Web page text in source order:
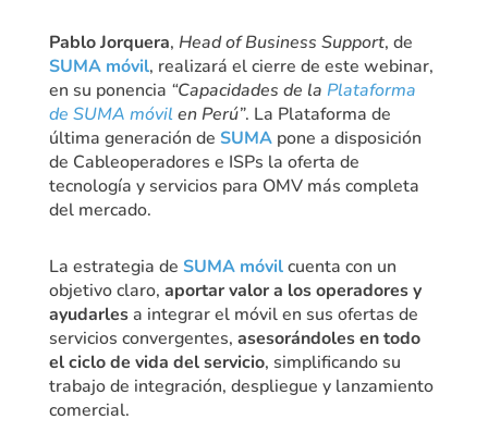
Pablo Jorquera, Head of Business Support, de
SUMA móvil, realizará el cierre de este webinar,
en su ponencia “Capacidades de la Plataforma
de SUMA móvilen Perú”. La Plataforma de
última generación de SUMApone a disposición
de Cableoperadores e ISPs la oferta de
tecnología y servicios para OMV más completa
del mercado.
La estrategia de SUMA móvilcuenta con un
objetivo claro, aportar valor a los operadores y
ayudarlesa integrar el móvil en sus ofertas de
servicios convergentes, asesorándoles en todo
el ciclo de vida del servicio, simplificando su
trabajo de integración, despliegue y lanzamiento
comercial.